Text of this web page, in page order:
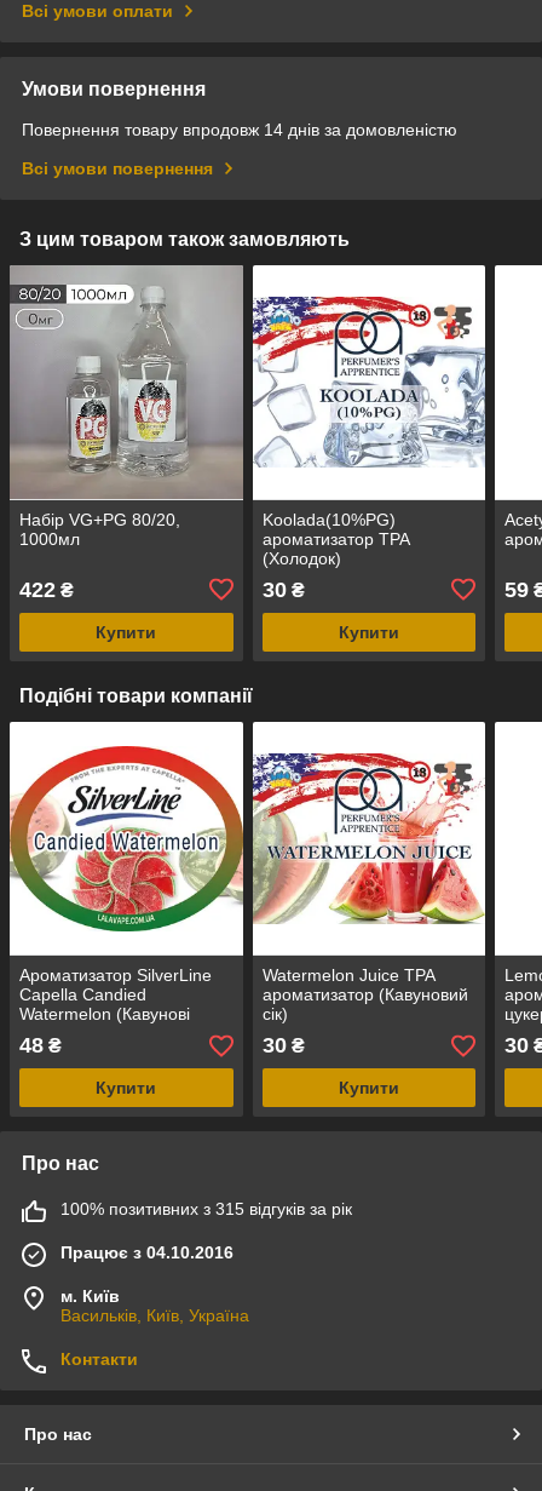
Всі умови оплати
Умови повернення
Повернення товару впродовж 14 днів за домовленістю
Всі умови повернення
З цим товаром також замовляють
Набір VG+PG 80/20,
1000мл
422 ₴
Купити
Koolada(10%PG)
ароматизатор TPA
(Холодок)
30₴
Купити
59
Подібні товари компанії
Ароматизатор SilverLine
Capella Candied
Watermelon (Кавунові
цукерки)
48 ₴
Купити
Watermelon Juice TPA
ароматизатор (Кавуновий
сік)
30₴
Купити
30
Про нас
100% позитивних з 315 відгуків за рік
Працює з 04.10.2016
м. Київ
Васильків, Київ, Україна
Контакти
Про нас